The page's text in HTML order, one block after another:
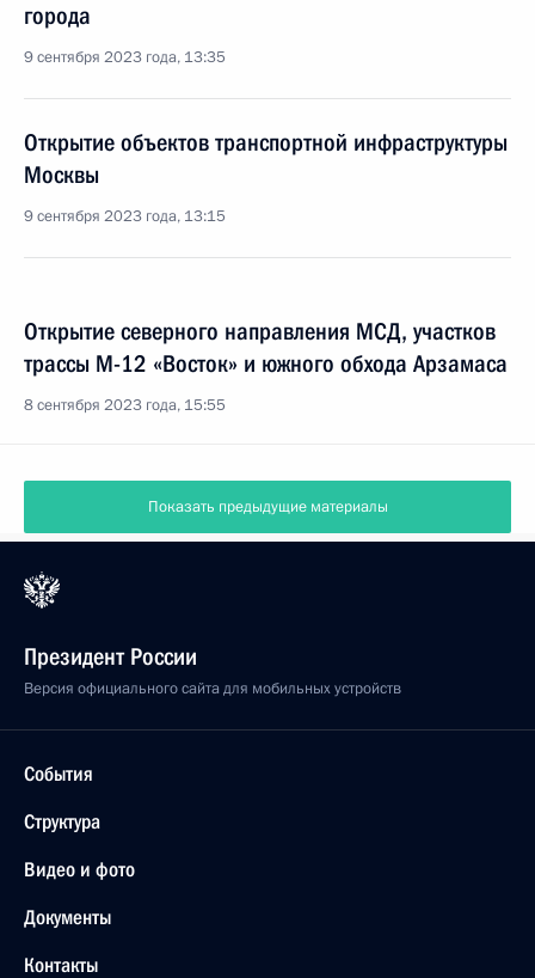
города
9 сентября 2023 года, 13:35
Открытие объектов транспортной инфраструктуры
Москвы
9 сентября 2023 года, 13:15
Открытие северного направления МСД, участков
трассы М-12 «Восток» и южного обхода Арзамаса
8 сентября 2023 года, 15:55
Показать предыдущие материалы
Президент России
Версия официального сайта для мобильных устройств
События
Структура
Видео и фото
Документы
Контакты